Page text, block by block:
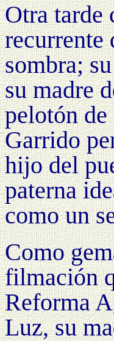
Otra tarde
recurrente
sombra;
su madre
pelotón
Garrido
hijo del
paterna
como un
Como
filmación
Reforma
Luz, su